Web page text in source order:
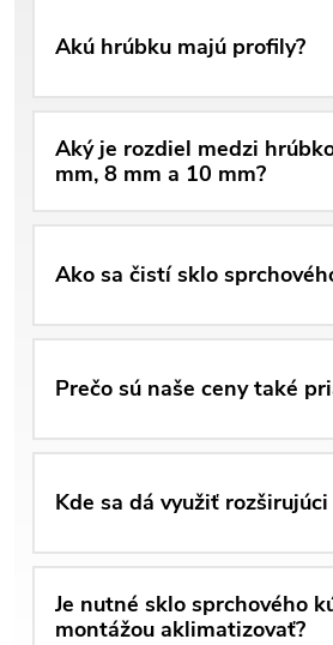
Akú hrúbku majú profily?
Aký je rozdiel medzi
mm, 8 mm a 10 mm?
Ako sa čistí sklo
Prečo sú naše ceny také
Kde sa dá využiť
Je nutné sklo sprchového
montážou aklimatizovať?